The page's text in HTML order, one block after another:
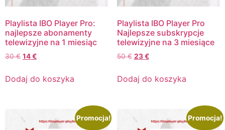
Playlista IBO Player Pro:
najlepsze abonamenty
telewizyjne na 1 miesiąc
30€ 14€
Dodaj do koszyka
Playlista IBO Player Pro
Najlepsze subskrypcje
telewizyjne na 3 miesiące
50€ 23€
Dodaj do koszyka
Promocja! Promocja!